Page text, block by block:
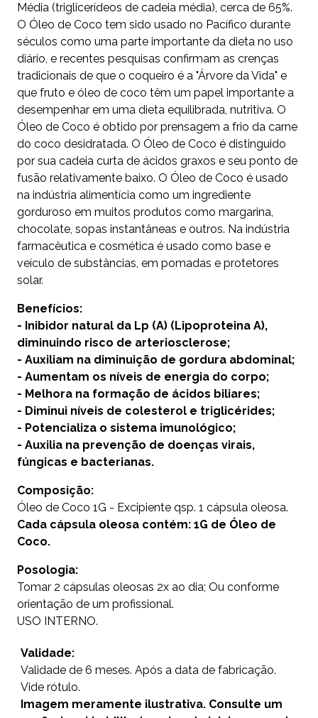
Média (triglicerídeos de cadeia média), cerca de 65%.
O Óleo de Coco tem sido usado no Pacífico durante
séculos como uma parte importante da dieta no uso
diário, e recentes pesquisas confirmam as crenças
tradicionais de que o coqueiro é a "Árvore da Vida" e
que fruto e óleo de coco têm um papel importante a
desempenhar em uma dieta equilibrada, nutritiva. O
Óleo de Coco é obtido por prensagem a frio da carne
do coco desidratada. O Óleo de Coco é distinguido
por sua cadeia curta de ácidos graxos e seu ponto de
fusão relativamente baixo. O Óleo de Coco é usado
na indústria alimentícia como um ingrediente
gorduroso em muitos produtos como margarina,
chocolate, sopas instantâneas e outros. Na indústria
farmacêutica e cosmética é usado como base e
veículo de substâncias, em pomadas e protetores
solar.
Benefícios:
- Inibidor natural da Lp (A) (Lipoproteina A),
diminuindo risco de arteriosclerose;
- Auxiliam na diminuição de gordura abdominal;
- Aumentam os níveis de energia do corpo;
- Melhora na formação de ácidos biliares;
- Diminui níveis de colesterol e triglicérides;
- Potencializa o sistema imunológico;
- Auxilia na prevenção de doenças virais,
fúngicas e bacterianas.
Composição:
Óleo de Coco 1G - Excipiente qsp. 1 cápsula oleosa.
Cada cápsula oleosa contém: 1G de Óleo de
Coco.
Posologia:
Tomar 2 cápsulas oleosas 2x ao dia; Ou conforme
orientação de um profissional.
USO INTERNO.
Validade:
Validade de 6 meses. Após a data de fabricação.
Vide rótulo.
Imagem meramente ilustrativa. Consulte um